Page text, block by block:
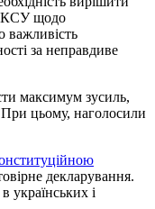
КСУ щодо
важливість
за неправдиве
максимум зусиль,
цьому, наголосили
декларування.
українських і